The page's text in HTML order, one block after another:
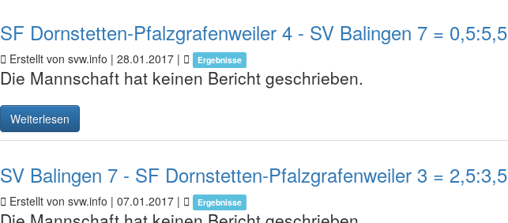
SF Dornstetten-Pfalzgrafenweiler 4 - SV Balingen 7 = 0,5:5,5
Erstellt von svw.info | 28.01.2017 | Ergebnisse
Die Mannschaft hat keinen Bericht geschrieben.
Weiterlesen
SV Balingen 7 - SF Dornstetten-Pfalzgrafenweiler 3 = 2,5:3,5
Erstellt von svw.info | 07.01.2017 | Ergebnisse